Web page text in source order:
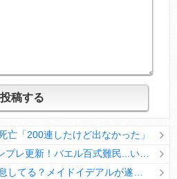
亡「200連したけど出なかった」